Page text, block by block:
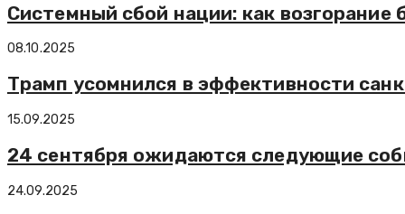
Системный сбой нации: как
08.10.2025
Трамп усомнился в эффективности
15.09.2025
24 сентября ожидаются следующие
24.09.2025